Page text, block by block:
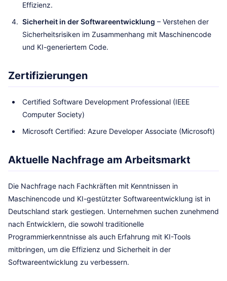
Effizienz.
Sicherheit in der Softwareentwicklung – Verstehen der
Sicherheitsrisiken im Zusammenhang mit Maschinencode
und KI-generiertem Code.
Zertifizierungen
Certified Software Development Professional (IEEE
Computer Society)
Microsoft Certified: Azure Developer Associate (Microsoft)
Aktuelle Nachfrage am Arbeitsmarkt
Die Nachfrage nach Fachkräften mit Kenntnissen in
Maschinencode und KI-gestützter Softwareentwicklung ist in
Deutschland stark gestiegen. Unternehmen suchen zunehmend
nach Entwicklern, die sowohl traditionelle
Programmierkenntnisse als auch Erfahrung mit KI-Tools
mitbringen, um die Effizienz und Sicherheit in der
Softwareentwicklung zu verbessern.